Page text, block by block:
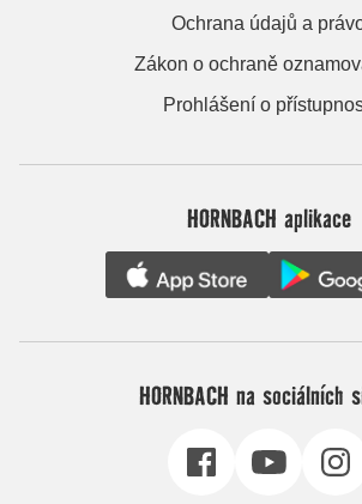
Ochrana údajů a
Zákon o ochraně
Prohlášení o
HORNBACH aplikace
HORNBACH na sociálních